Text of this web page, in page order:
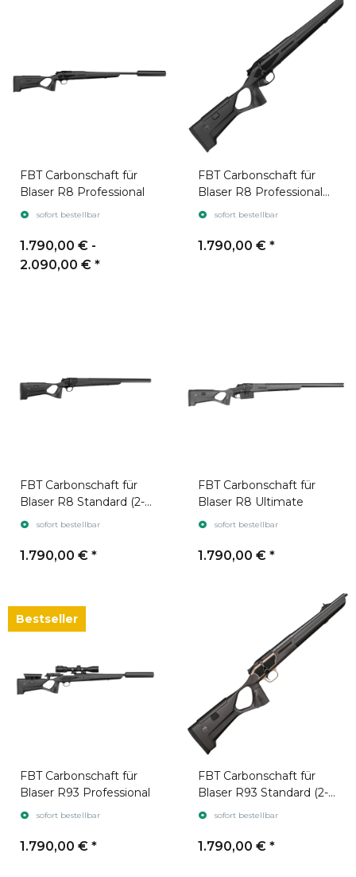
FBT Carbonschaft für
Blaser R8 Professional
sofort bestellbar
1.790,00 € -
2.090,00 € *
FBT Carbonschaft für
Blaser R8 Professional
Success
sofort bestellbar
1.790,00 € *
FBT Carbonschaft für
Blaser R8 Standard (2-
part)sofort bestellbar
1.790,00 € *
FBT Carbonschaft für
Blaser R8 Ultimate
sofort bestellbar
1.790,00 € *
Bestseller
FBT Carbonschaft für
Blaser R93 Professional
sofort bestellbar
1.790,00 € *
FBT Carbonschaft für
Blaser R93 Standard (2-
part)sofort bestellbar
1.790,00 € *